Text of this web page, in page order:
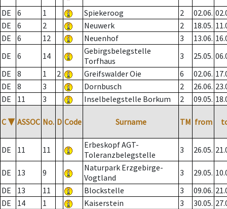
DE
6 1 Spiekeroog 2 02.06.
DE
6 2 Neuwerk 2 18.05.
DE
6 12 Neuenhof 3 13.06.
DE
6 14
Gebirgsbelegstelle
Torfhaus
3 25.05.
DE
8 1 2 Greifswalder Oie 6 02.06.
DE
8 3 Dornbusch 2 26.06.
DE
11 3 Inselbelegstelle Borkum 2 09.05.
C ▼ ASSOC No. D Code Surname TM from
DE 11 11
Erbeskopf AGT-
Toleranzbelegstelle
3 26.05.
DE 13 9
Naturpark Erzgebirge-
Vogtland
3 29.05.
DE
13 11 Blockstelle 3 09.06.
DE
14 1 Kaiserstein 3 30.05.